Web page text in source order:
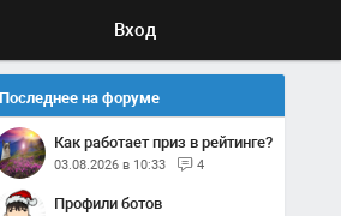
Вход
Последнее на форуме
Как работает приз в рейтинге?
03.08.2026 в 10:33 4
Профили ботов